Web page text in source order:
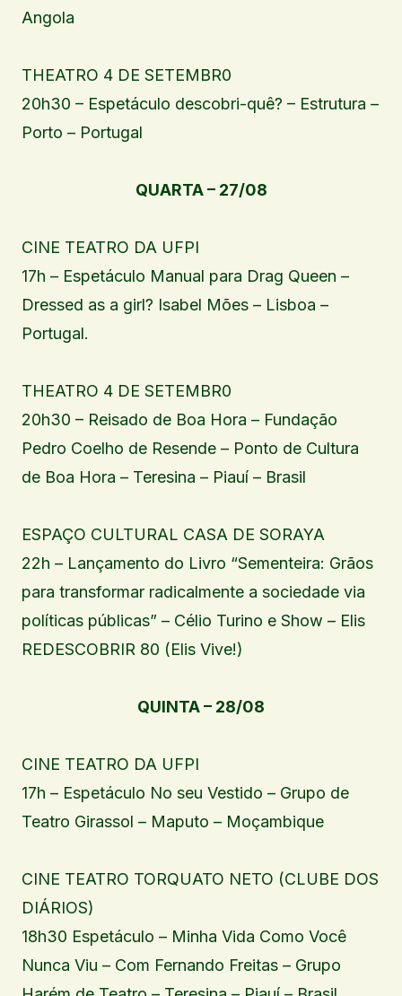
Angola
THEATRO 4 DE SETEMBR0
20h30 – Espetáculo descobri-quê? – Estrutura –
Porto – Portugal
QUARTA – 27/08
CINE TEATRO DA UFPI
17h – Espetáculo Manual para Drag Queen –
Dressed as a girl? Isabel Mões – Lisboa –
Portugal.
THEATRO 4 DE SETEMBR0
20h30 – Reisado de Boa Hora – Fundação
Pedro Coelho de Resende – Ponto de Cultura
de Boa Hora – Teresina – Piauí – Brasil
ESPAÇO CULTURAL CASA DE SORAYA
22h – Lançamento do Livro “Sementeira: Grãos
para transformar radicalmente a sociedade via
políticas públicas” – Célio Turino e Show – Elis
REDESCOBRIR 80 (Elis Vive!)
QUINTA – 28/08
CINE TEATRO DA UFPI
17h – Espetáculo No seu Vestido – Grupo de
Teatro Girassol – Maputo – Moçambique
CINE TEATRO TORQUATO NETO (CLUBE DOS
DIÁRIOS)
18h30 Espetáculo – Minha Vida Como Você
Nunca Viu – Com Fernando Freitas – Grupo